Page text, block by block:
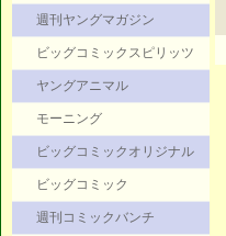
週刊ヤングマガジン
ビッグコミックスピリッツ
ヤングアニマル
モーニング
ビッグコミックオリジナル
ビッグコミック
週刊コミックバンチ